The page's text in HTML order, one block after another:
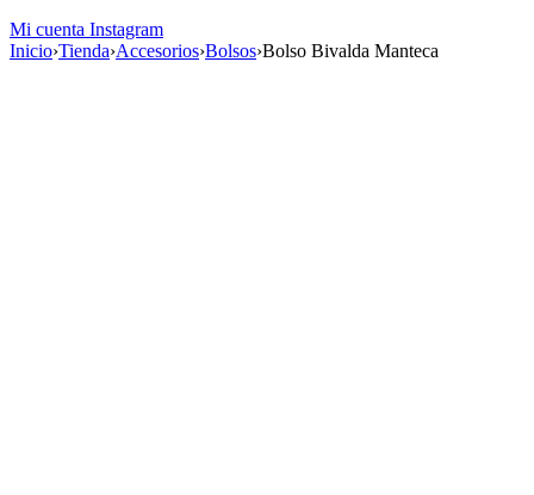
Mi cuenta Instagram
Inicio›Tienda›Accesorios›Bolsos›Bolso Bivalda Manteca